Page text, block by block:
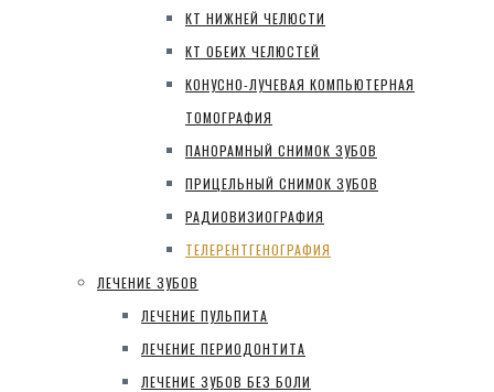
КТ НИЖНЕЙ ЧЕЛЮСТИ
КТ ОБЕИХ ЧЕЛЮСТЕЙ
КОНУСНО-ЛУЧЕВАЯ КОМПЬЮТЕРНАЯ
ТОМОГРАФИЯ
ПАНОРАМНЫЙ СНИМОК ЗУБОВ
ПРИЦЕЛЬНЫЙ СНИМОК ЗУБОВ
РАДИОВИЗИОГРАФИЯ
ТЕЛЕРЕНТГЕНОГРАФИЯ
ЛЕЧЕНИЕ ЗУБОВ
ЛЕЧЕНИЕ ПУЛЬПИТА
ЛЕЧЕНИЕ ПЕРИОДОНТИТА
ЛЕЧЕНИЕ ЗУБОВ БЕЗ БОЛИ